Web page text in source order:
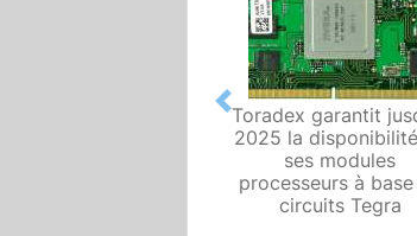
Toradex garantit
2025 la
ses modules
processeurs à
circuits Tegra
Previous